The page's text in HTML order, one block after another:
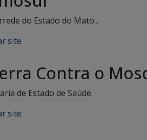
do Estado do Mato...
site
Contra o
de Estado de Saúde.
site